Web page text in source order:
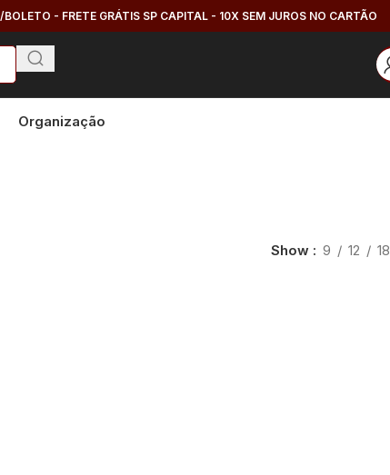
BOLETO - FRETE GRÁTIS SP CAPITAL - 10X SEM JUROS NO CARTÃO
Organização
Show 9 12 18